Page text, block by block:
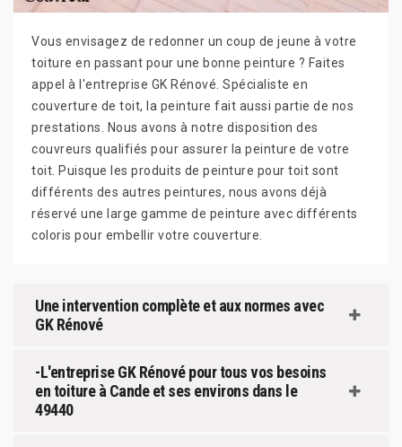
Vous envisagez de redonner un coup de jeune à votre
toiture en passant pour une bonne peinture ? Faites
appel à l'entreprise GK Rénové. Spécialiste en
couverture de toit, la peinture fait aussi partie de nos
prestations. Nous avons à notre disposition des
couvreurs qualifiés pour assurer la peinture de votre
toit. Puisque les produits de peinture pour toit sont
différents des autres peintures, nous avons déjà
réservé une large gamme de peinture avec différents
coloris pour embellir votre couverture.
Une intervention complète et aux normes avec
GK Rénové
-L'entreprise GK Rénové pour tous vos besoins
en toiture à Cande et ses environs dans le
49440